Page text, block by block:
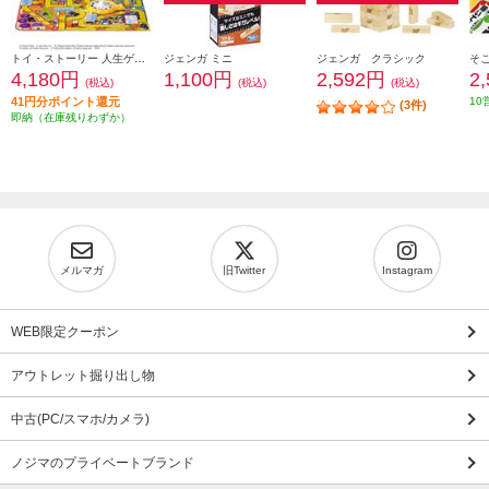
4,180円 (税込)
41円分ポイント還元
即納（在庫残りわずか）
ジェンガ ミニ
1,100円 (税込)
ジェンガ クラシック
2,592円 (税込)
(3件) 10
メルマガ 旧Twitter Instagram
WEB限定クーポン
アウトレット掘り出し物
中古(PC/スマホ/カメラ)
ノジマのプライベートブランド